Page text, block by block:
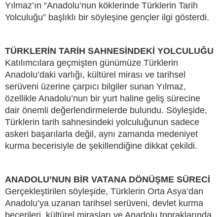
Yılmaz’ın “Anadolu’nun köklerinde Türklerin Tarih
Yolculuğu” başlıklı bir söyleşine gençler ilgi gösterdi.
TÜRKLERİN TARİH SAHNESİNDEKİ YOLCULUĞU
Katılımcılara geçmişten günümüze Türklerin
Anadolu’daki varlığı, kültürel mirası ve tarihsel
serüveni üzerine çarpıcı bilgiler sunan Yılmaz,
özellikle Anadolu’nun bir yurt haline geliş sürecine
dair önemli değerlendirmelerde bulundu. Söyleşide,
Türklerin tarih sahnesindeki yolculuğunun sadece
askeri başarılarla değil, aynı zamanda medeniyet
kurma becerisiyle de şekillendiğine dikkat çekildi.
ANADOLU’NUN BİR VATANA DÖNÜŞME SÜRECİ
Gerçekleştirilen söyleşide, Türklerin Orta Asya’dan
Anadolu’ya uzanan tarihsel serüveni, devlet kurma